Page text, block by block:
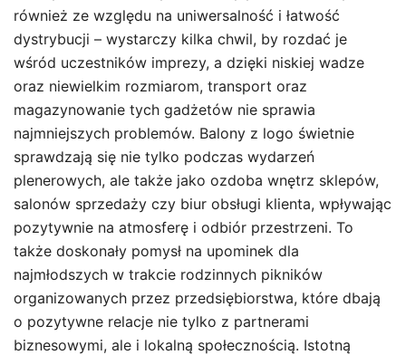
również ze względu na uniwersalność i łatwość
dystrybucji – wystarczy kilka chwil, by rozdać je
wśród uczestników imprezy, a dzięki niskiej wadze
oraz niewielkim rozmiarom, transport oraz
magazynowanie tych gadżetów nie sprawia
najmniejszych problemów. Balony z logo świetnie
sprawdzają się nie tylko podczas wydarzeń
plenerowych, ale także jako ozdoba wnętrz sklepów,
salonów sprzedaży czy biur obsługi klienta, wpływając
pozytywnie na atmosferę i odbiór przestrzeni. To
także doskonały pomysł na upominek dla
najmłodszych w trakcie rodzinnych pikników
organizowanych przez przedsiębiorstwa, które dbają
o pozytywne relacje nie tylko z partnerami
biznesowymi, ale i lokalną społecznością. Istotną